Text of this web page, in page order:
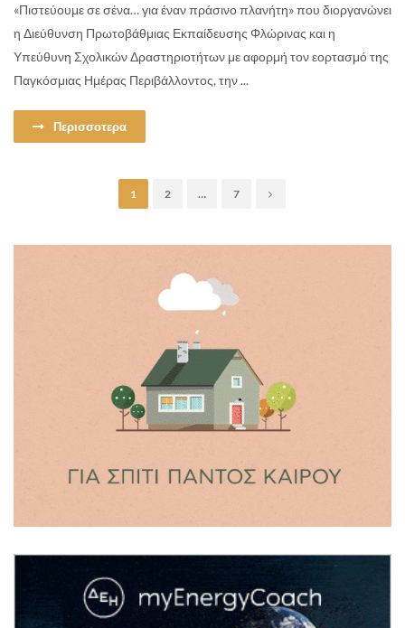
«Πιστεύουμε σε σένα… για έναν πράσινο πλανήτη» που διοργανώνει
η Διεύθυνση Πρωτοβάθμιας Εκπαίδευσης Φλώρινας και η
Υπεύθυνη Σχολικών Δραστηριοτήτων με αφορμή τον εορτασμό της
Παγκόσμιας Ημέρας Περιβάλλοντος, την ...
Περισσοτερα
1 2 … 7